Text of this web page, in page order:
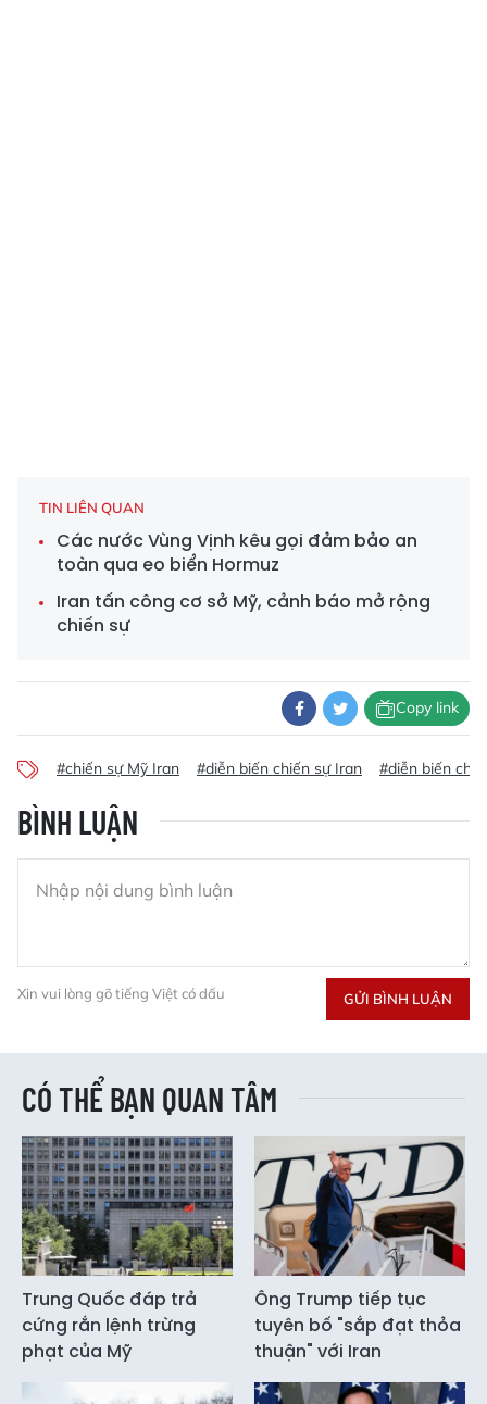
TIN LIÊN QUAN
Các nước Vùng Vịnh kêu gọi đảm bảo an
toàn qua eo biển Hormuz
Iran tấn công cơ sở Mỹ, cảnh báo mở rộng
chiến sự
Copy link
#chiến sự Mỹ Iran #diễn biến chiến sự Iran #diễn biến
BÌNH LUẬN
Xin vui lòng gõ tiếng Việt có dấu GỬI BÌNH LUẬN
CÓ THỂ BẠN QUAN TÂM
Trung Quốc đáp trả
cứng rắn lệnh trừng
phạt của Mỹ
Ông Trump tiếp tục
tuyên bố "sắp đạt thỏa
thuận" với Iran